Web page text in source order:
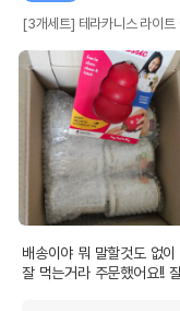
[3개세트] 테라카니스 라이
배송이야 뭐 말할것도 없
잘 먹는거라 주문했어요!!